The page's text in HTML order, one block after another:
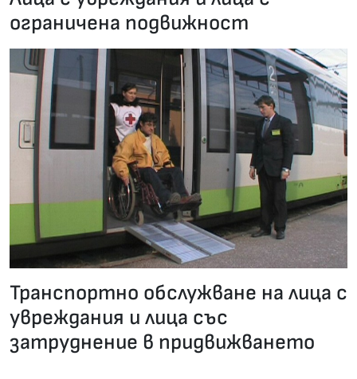
ограничена подвижност
27.01.2020 •
Транспортно обслужване на лица с
увреждания и лица със
затруднение в придвижването